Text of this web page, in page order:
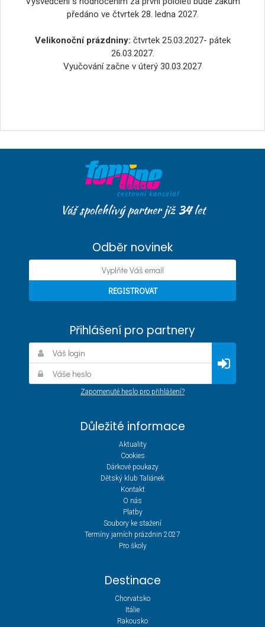
předáno ve čtvrtek 28. ledna 2027.
Velikonoční prázdniny: čtvrtek 25.03.2027- pátek
26.03.2027.
Vyučování začne v úterý 30.03.2027
Váš spolehlivý partner již34let
Odběr novinek
Přihlášení pro partnery
Zapomenuté heslo pro přihlášení?
Důležité informace
Aktuality
Cookies
Dárkové poukazy
Dětský klub Taliánek
Kontakt
O nás
Platby
Soubory ke stažení
Termíny jarních prázdnin 2027
Pro školy
Destinace
Chorvatsko
Itálie
Rakousko